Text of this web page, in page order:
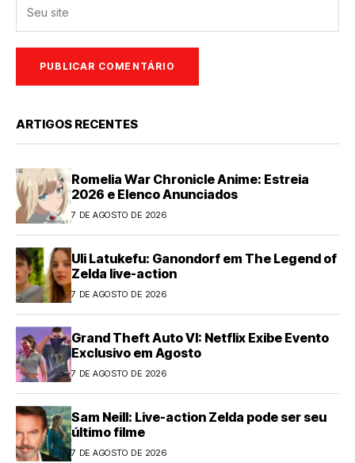
ARTIGOS RECENTES
Romelia War Chronicle Anime: Estreia
2026 e Elenco Anunciados
7 DE AGOSTO DE 2026
Uli Latukefu: Ganondorf em The Legend of
Zelda live-action
7 DE AGOSTO DE 2026
Grand Theft Auto VI: Netflix Exibe Evento
Exclusivo em Agosto
7 DE AGOSTO DE 2026
Sam Neill: Live-action Zelda pode ser seu
último filme
7 DE AGOSTO DE 2026